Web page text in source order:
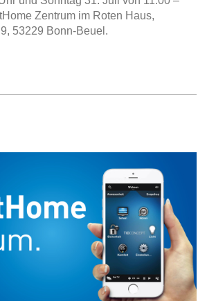
Zentrum im Roten Haus,
53229 Bonn-Beuel.